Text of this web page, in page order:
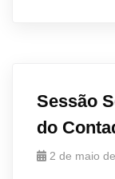
Sessão
do
2 de maio